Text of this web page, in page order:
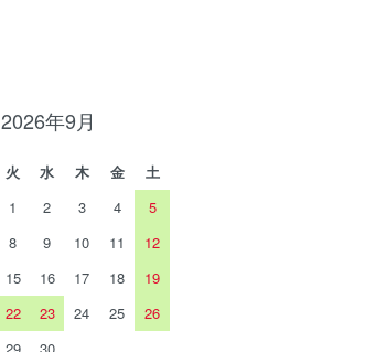
2026年9月
火 水 木 金
土
1
2 3 4
5
8 9 10 11
12
15 16 17 18
19
22 23 24 25
26
29 30